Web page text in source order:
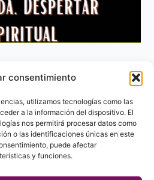
consentimiento
utilizamos tecnologías como las
a la información del dispositivo. El
nos permitirá procesar datos como
o las identificaciones únicas en este
puede afectar
y funciones.
Legal
de privacidad
de Cookies
Contacto